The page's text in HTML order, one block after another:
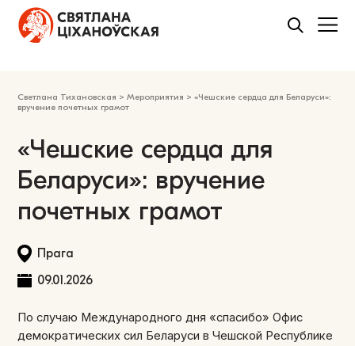
Светлана Тихановская >Мероприятия >«Чешские сердца для Беларуси»:
вручение почетных грамот
«Чешские сердца для
Беларуси»: вручение
почетных грамот
Прага
09.01.2026
По случаю Международного дня «спасибо» Офис
демократических сил Беларуси в Чешской Республике